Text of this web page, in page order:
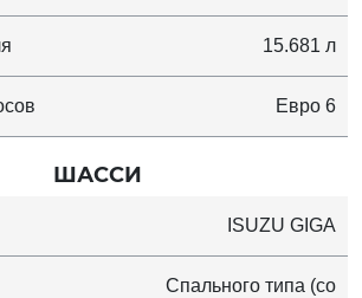
15.681 л
Евро 6
ШАССИ
ISUZU GIGA
Спального типа (со